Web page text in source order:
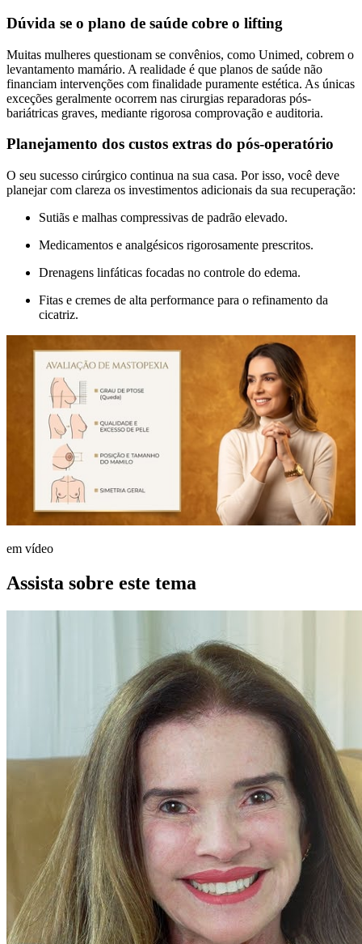
Dúvida se o plano de saúde cobre o lifting
Muitas mulheres questionam se convênios, como Unimed, cobrem o
levantamento mamário. A realidade é que planos de saúde não
financiam intervenções com finalidade puramente estética. As únicas
exceções geralmente ocorrem nas cirurgias reparadoras pós-
bariátricas graves, mediante rigorosa comprovação e auditoria.
Planejamento dos custos extras do pós-operatório
O seu sucesso cirúrgico continua na sua casa. Por isso, você deve
planejar com clareza os investimentos adicionais da sua recuperação:
Sutiãs e malhas compressivas de padrão elevado.
Medicamentos e analgésicos rigorosamente prescritos.
Drenagens linfáticas focadas no controle do edema.
Fitas e cremes de alta performance para o refinamento da
cicatriz.
em vídeo
Assista sobre este tema